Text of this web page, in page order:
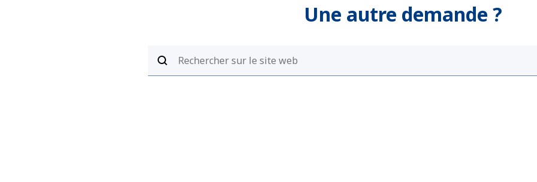
Une autre demande ?